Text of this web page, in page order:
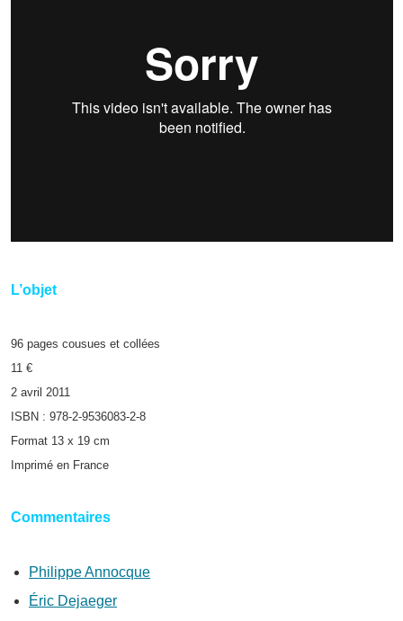
L’objet
96 pages cousues et collées
11 €
2 avril 2011
ISBN : 978-2-9536083-2-8
Format 13 x 19 cm
Imprimé en France
Commentaires
Philippe Annocque
Éric Dejaeger